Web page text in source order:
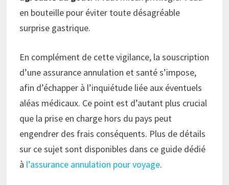
en bouteille pour éviter toute désagréable
surprise gastrique.
En complément de cette vigilance, la souscription
d’une assurance annulation et santé s’impose,
afin d’échapper à l’inquiétude liée aux éventuels
aléas médicaux. Ce point est d’autant plus crucial
que la prise en charge hors du pays peut
engendrer des frais conséquents. Plus de détails
sur ce sujet sont disponibles dans ce guide dédié
à l’assurance annulation pour voyage.